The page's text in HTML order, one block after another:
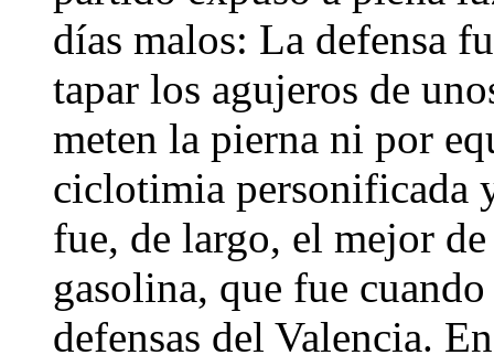
días malos: La defensa
tapar los agujeros de
meten la pierna ni por
ciclotimia personificada
fue, de largo, el mejor
gasolina, que fue
defensas del Valencia.